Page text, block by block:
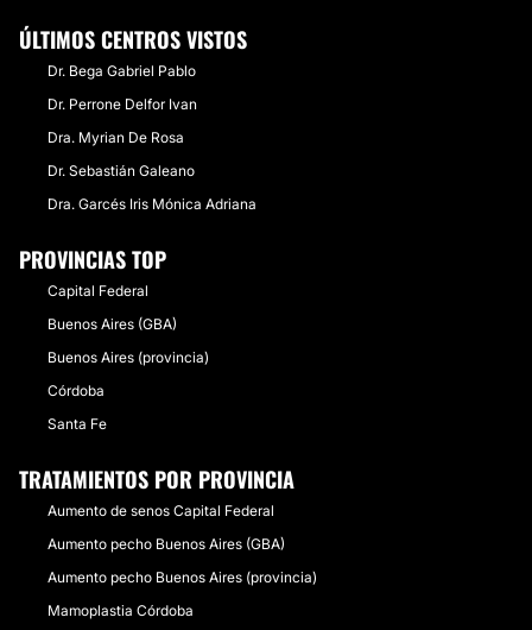
ÚLTIMOS CENTROS VISTOS
Dr. Bega Gabriel Pablo
Dr. Perrone Delfor Ivan
Dra. Myrian De Rosa
Dr. Sebastián Galeano
Dra. Garcés Iris Mónica Adriana
PROVINCIAS TOP
Capital Federal
Buenos Aires (GBA)
Buenos Aires (provincia)
Córdoba
Santa Fe
TRATAMIENTOS POR PROVINCIA
Aumento de senos Capital Federal
Aumento pecho Buenos Aires (GBA)
Aumento pecho Buenos Aires (provincia)
Mamoplastia Córdoba